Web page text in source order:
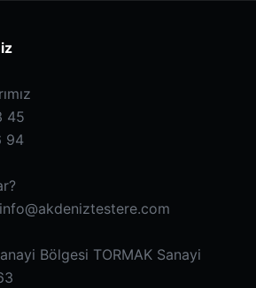
45
94
info@akdeniztestere.com
Bölgesi TORMAK Sanayi